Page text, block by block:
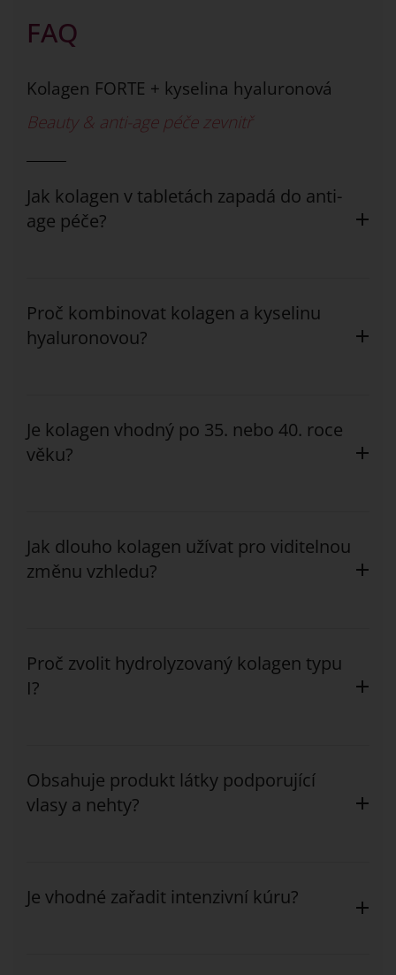
FAQ
Kolagen FORTE + kyselina hyaluronová
Beauty & anti-age péče zevnitř
Jak kolagen v tabletách zapadá do anti-
age péče?
Proč kombinovat kolagen a kyselinu
hyaluronovou?
Je kolagen vhodný po 35. nebo 40. roce
věku?
Jak dlouho kolagen užívat pro viditelnou
změnu vzhledu?
Proč zvolit hydrolyzovaný kolagen typu
I?
Obsahuje produkt látky podporující
vlasy a nehty?
Je vhodné zařadit intenzivní kúru?